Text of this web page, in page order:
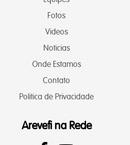
Fotos
Videos
Noticias
Onde Estamos
Contato
Politica de Privacidade
Arevefi na Rede